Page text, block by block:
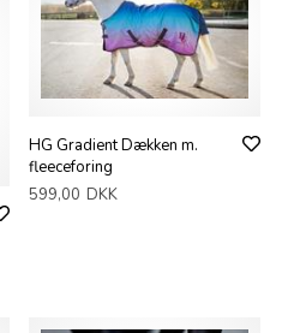
HG Gradient Dækken m.
fleeceforing
599,00 DKK